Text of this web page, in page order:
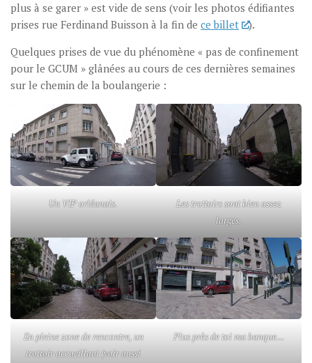
plus à se garer » est vide de sens (voir les photos édifiantes
prises rue Ferdinand Buisson à la fin de ce billet
).
Quelques prises de vue du phénomène « pas de confinement
pour le GCUM » glânées au cours de ces dernières semaines
sur le chemin de la boulangerie :
Un VIP orléanais.
Les trottoirs sont bien assez
larges.
En pleine zone de rencontre, un
trottoir accueillant (voir aussi
Plus près de toi ma banque…